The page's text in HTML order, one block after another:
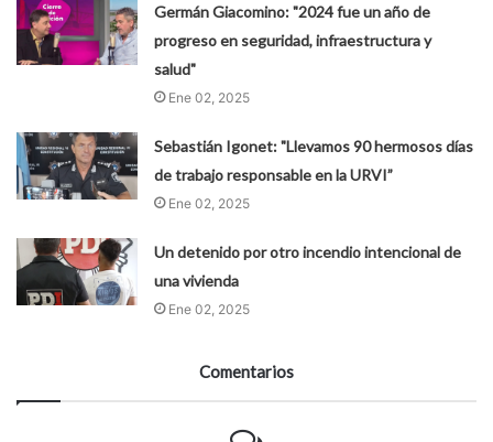
Germán Giacomino: "2024 fue un año de
progreso en seguridad, infraestructura y
salud"
Ene 02, 2025
Sebastián Igonet: "Llevamos 90 hermosos días
de trabajo responsable en la URVI”
Ene 02, 2025
Un detenido por otro incendio intencional de
una vivienda
Ene 02, 2025
Comentarios